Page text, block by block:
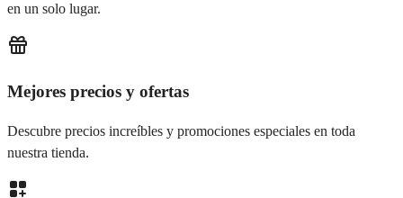
en un solo lugar.
Mejores precios y ofertas
Descubre precios increíbles y promociones especiales en toda
nuestra tienda.